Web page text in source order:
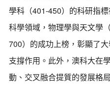
學科（401-450）的科研指
科學領域，物理學與天文學
700）的成功上榜，彰顯了
支撐作用。此外，澳科大在
動、交叉融合提質的發展格